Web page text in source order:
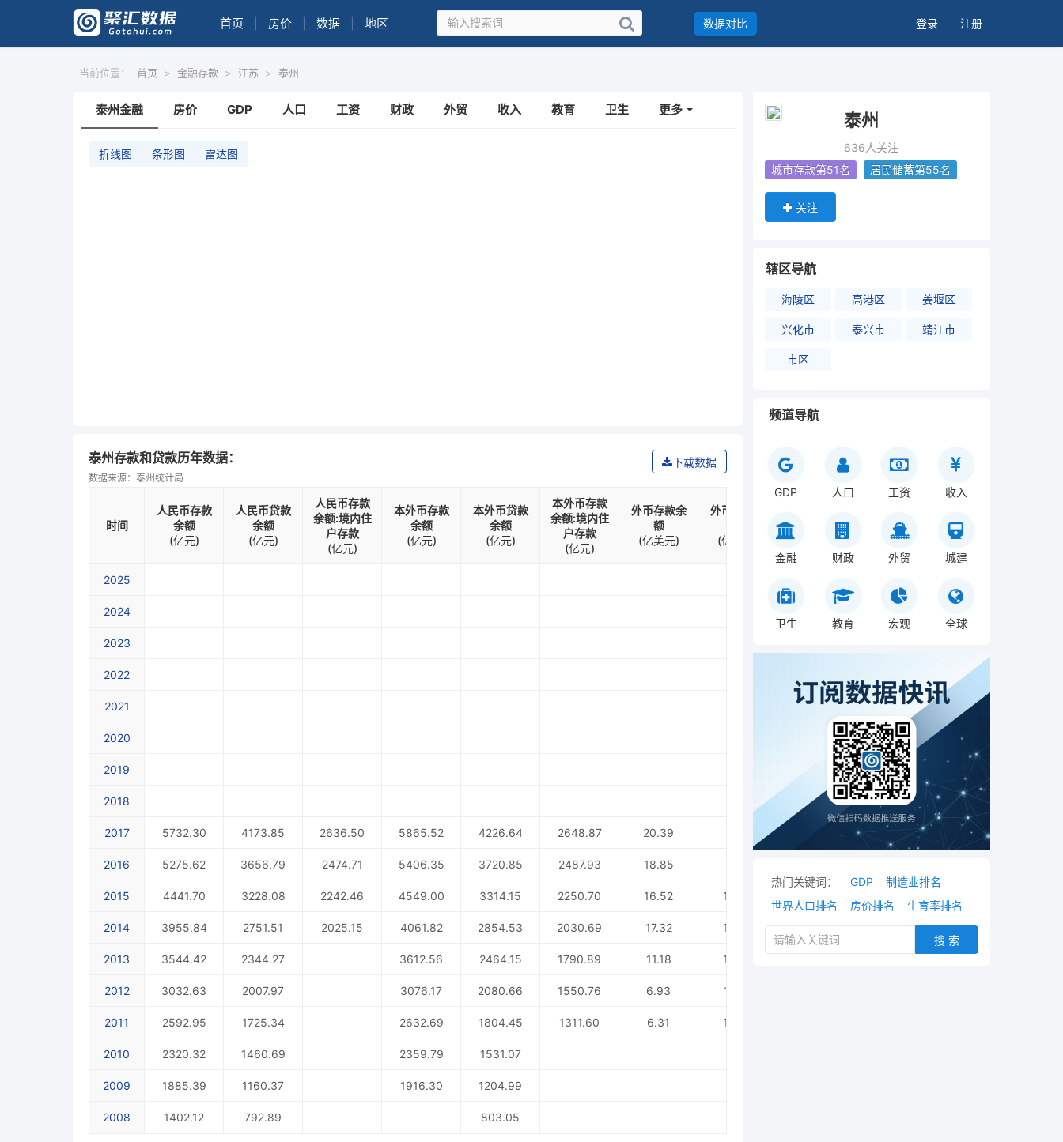
首页 房价 数据 地区 数据对比 登录 注册
当前位置： 首页 > 金融存款 > 江苏 > 泰州
泰州金融 房价 GDP 人口 工资 财政 外贸 收入 教育 卫生 更多
折线图 条形图 雷达图
泰州存款和贷款历年数据： 下载数据
数据来源：泰州统计局
时间
人民币存款
余额
(亿元)
人民币贷款
余额
(亿元)
人民币存款
余额:境内住
户存款
(亿元)
本外币存款
余额
(亿元)
本外币贷款
余额
(亿元)
本外币存款
余额:境内住
户存款
(亿元)
外币存款余
额
(亿美元)
外币贷款余
(亿美元)
2025
2024
2023
2022
2021
2020
2019
2018
2017 5732.30 4173.85 2636.50 5865.52 4226.64 2648.87 20.39
2016 5275.62 3656.79 2474.71 5406.35 3720.85 2487.93 18.85
2015 4441.70 3228.08 2242.46 4549.00 3314.15 2250.70 16.52 13.25
2014 3955.84 2751.51 2025.15 4061.82 2854.53 2030.69 17.32 16.84 0.89
2013 3544.42 2344.27 3612.56 2464.15 1790.89 11.18 19.66
2012 3032.63 2007.97 3076.17 2080.66 1550.76 6.93 11.56
2011 2592.95 1725.34 2632.69 1804.45 1311.60 6.31 12.56
2010 2320.32 1460.69 2359.79 1531.07
2009 1885.39 1160.37 1916.30 1204.99
2008 1402.12 792.89 803.05
泰州
636人关注
城市存款第51名
居民储蓄第55名
关注
辖区导航
海陵区 高港区 姜堰区
兴化市 泰兴市 靖江市
市区
频道导航
GDP 人口 工资 收入
金融 财政 外贸 城建
卫生 教育 宏观 全球
热门关键词： GDP
制造业排名
世界人口排名
房价排名 生育率排名
搜 索